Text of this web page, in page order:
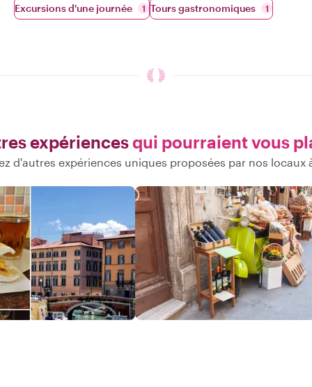
Excursions d'une journée 1 Tours gastronomiques 1
expériencesqui pourraient vous
d'autres expériences uniques proposées par nos locaux